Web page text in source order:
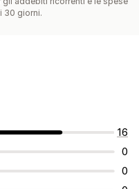
30 giorni.
16
0
0